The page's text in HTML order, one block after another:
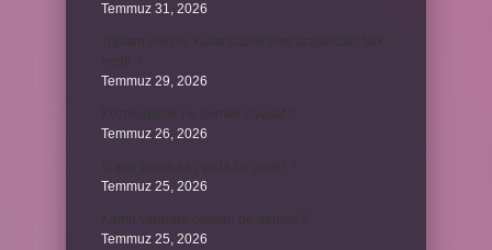
Temmuz 31, 2026
Temmuz 29, 2026
Temmuz 26, 2026
Temmuz 25, 2026
Temmuz 25, 2026